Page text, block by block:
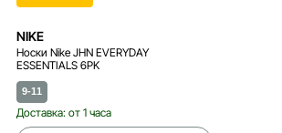
NIKE
Носки Nike JHN EVERYDAY
ESSENTIALS 6PK
9-11
Доставка: от 1 часа